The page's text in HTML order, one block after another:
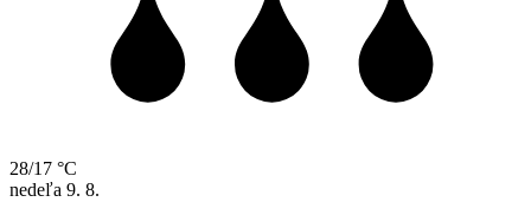
28/17 °C
nedeľa 9. 8.